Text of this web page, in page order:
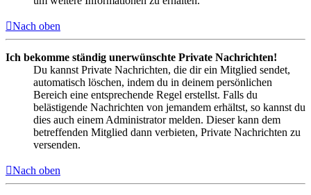
Nach oben
Ich bekomme ständig unerwünschte Private Nachrichten!
Du kannst Private Nachrichten, die dir ein Mitglied sendet,
automatisch löschen, indem du in deinem persönlichen
Bereich eine entsprechende Regel erstellst. Falls du
belästigende Nachrichten von jemandem erhältst, so kannst du
dies auch einem Administrator melden. Dieser kann dem
betreffenden Mitglied dann verbieten, Private Nachrichten zu
versenden.
Nach oben